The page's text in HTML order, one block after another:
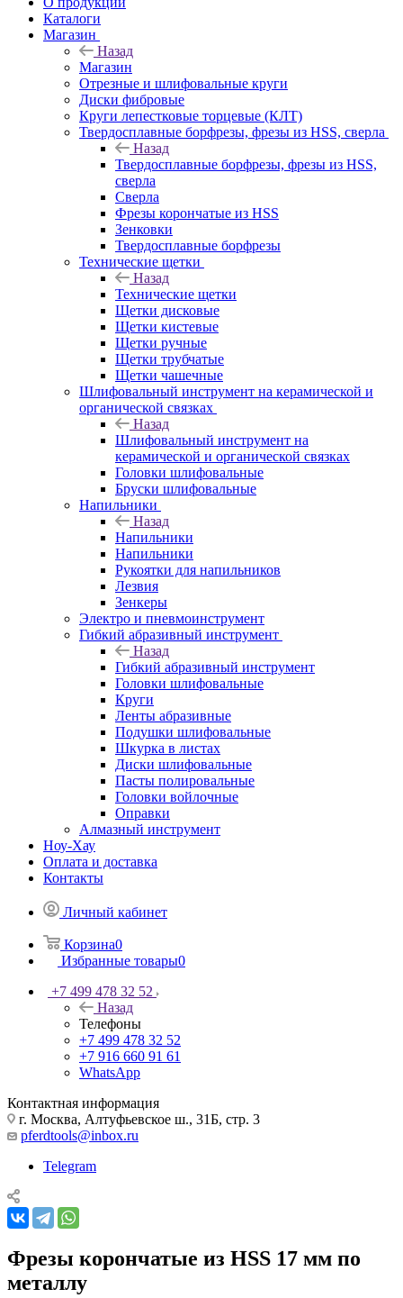
Каталоги
Магазин
Назад
Магазин
Отрезные и шлифовальные круги
Диски фибровые
Круги лепестковые торцевые (КЛТ)
Твердосплавные борфрезы, фрезы из HSS, сверла
Назад
Твердосплавные борфрезы, фрезы из HSS,
сверла
Сверла
Фрезы корончатые из HSS
Зенковки
Твердосплавные борфрезы
Технические щетки
Назад
Технические щетки
Щетки дисковые
Щетки кистевые
Щетки ручные
Щетки трубчатые
Щетки чашечные
Шлифовальный инструмент на керамической и
органической связках
Назад
Шлифовальный инструмент на
керамической и органической связках
Головки шлифовальные
Бруски шлифовальные
Напильники
Назад
Напильники
Напильники
Рукоятки для напильников
Лезвия
Зенкеры
Электро и пневмоинструмент
Гибкий абразивный инструмент
Назад
Гибкий абразивный инструмент
Головки шлифовальные
Круги
Ленты абразивные
Подушки шлифовальные
Шкурка в листах
Диски шлифовальные
Пасты полировальные
Головки войлочные
Оправки
Алмазный инструмент
Ноу-Хау
Оплата и доставка
Контакты
Личный кабинет
Корзина0
Избранные товары0
+7 499 478 32 52
Назад
Телефоны
+7 499 478 32 52
+7 916 660 91 61
WhatsApp
Контактная информация
г. Москва, Алтуфьевское ш., 31Б, стр. 3
pferdtools@inbox.ru
Telegram
Фрезы корончатые из HSS 17 мм по
металлу